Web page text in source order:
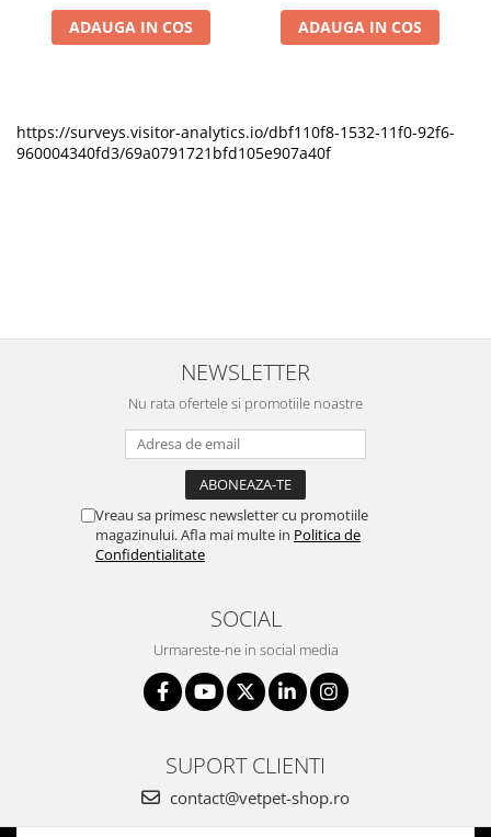
ADAUGA IN COS ADAUGA IN COS
https://surveys.visitor-analytics.io/dbf110f8-1532-11f0-92f6-
960004340fd3/69a0791721bfd105e907a40f
NEWSLETTER
Nu rata ofertele si promotiile noastre
Vreau sa primesc newsletter cu promotiile
magazinului. Afla mai multe in Politica de
Confidentialitate
SOCIAL
Urmareste-ne in social media
SUPORT CLIENTI
contact@vetpet-shop.ro